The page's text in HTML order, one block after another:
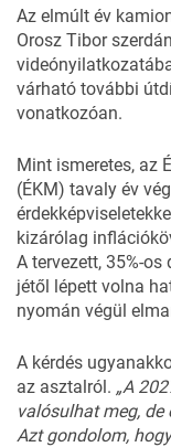
Az elmúlt év
Orosz Tibor
várható további
vonatkozóan.
Mint ismeretes, az
(ÉKM) tavaly év
kizárólag
A tervezett, 35%-
jétől lépett volna
nyomán végül
A kérdés
az asztalról. „A
valósulhat meg, de
Azt gondolom,